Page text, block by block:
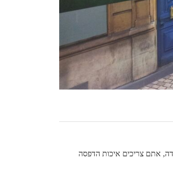
אתם צריכים איכות הדפסה